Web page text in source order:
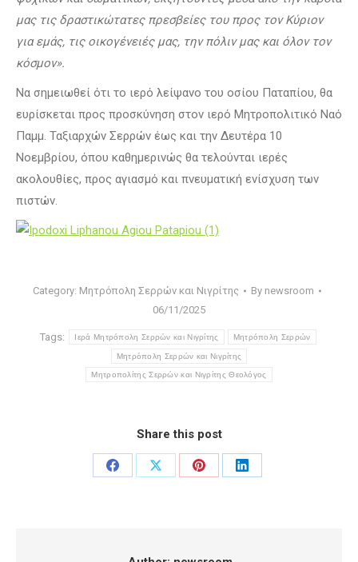
μας τις δραστικώτατες πρεσβείες του προς τον Κύριον
για εμάς, τις οικογένειές μας, την πόλιν μας και όλον τον
κόσμον».
Να σημειωθεί ότι το ιερό λείψανο του οσίου Παταπίου, θα
ευρίσκεται προς προσκύνηση στον ιερό Μητροπολιτικό Ναό
Παμμ. Ταξιαρχών Σερρών έως και την Δευτέρα 10
Νοεμβρίου, όπου καθημερινώς θα τελούνται ιερές
ακολουθίες, προς αγιασμό και πνευματική ενίσχυση των
πιστών.
Category: Μητρόπολη Σερρών και Νιγρίτης By newsroom
06/11/2025
Tags: Ιερά Μητρόπολη Σερρών και Νιγρίτης Μητρόπολη Σερρών
Μητρόπολη Σερρών και Νιγρίτης
Μητροπολίτης Σερρών και Νιγρίτης Θεολόγος
Share this post
Share
Share
Share
Share